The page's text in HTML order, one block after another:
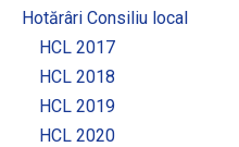
Hotărâri Consiliu local
HCL 2017
HCL 2018
HCL 2019
HCL 2020